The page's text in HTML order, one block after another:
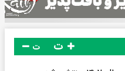
ت